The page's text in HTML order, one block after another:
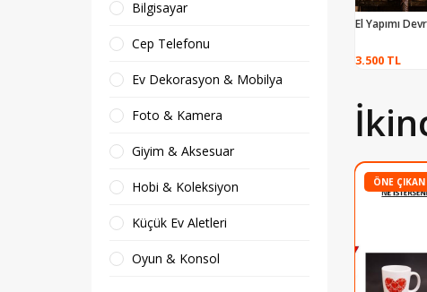
Bilgisayar
Cep Telefonu
Ev Dekorasyon & Mobilya
Foto & Kamera
Giyim & Aksesuar
Hobi & Koleksiyon
Küçük Ev Aletleri
Oyun & Konsol
El Yapımı
3.500 TL
ÖNE ÇIKAN